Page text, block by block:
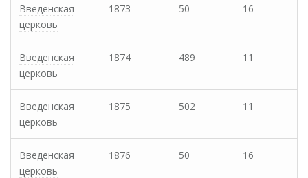
Введенская
церковь
1873 50 16
Введенская
церковь
1874 489 11
Введенская
церковь
1875 502 11
Введенская
церковь
1876 50 16